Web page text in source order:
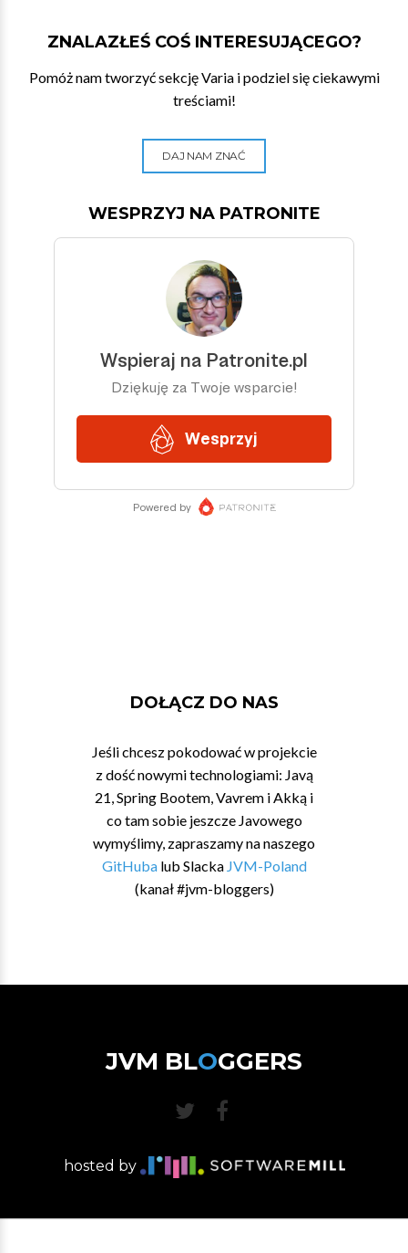
ZNALAZŁEŚ COŚ INTERESUJĄCEGO?
Pomóż nam tworzyć sekcję Varia i podziel się ciekawymi
treściami!
DAJ NAM ZNAĆ
WESPRZYJ NA PATRONITE
DOŁĄCZ DO NAS
Jeśli chcesz pokodować w projekcie
z dość nowymi technologiami: Javą
21, Spring Bootem, Vavrem i Akką i
co tam sobie jeszcze Javowego
wymyślimy, zapraszamy na naszego
GitHubalub Slacka JVM-Poland
(kanał #jvm-bloggers)
JVM BLOGGERS
hosted by